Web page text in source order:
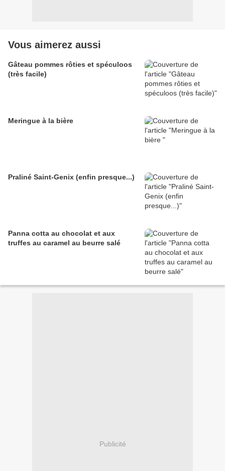
Vous aimerez aussi
Gâteau pommes rôties et spéculoos
(très facile)
Meringue à la bière
Praliné Saint-Genix (enfin presque...)
Panna cotta au chocolat et aux
truffes au caramel au beurre salé
Publicité